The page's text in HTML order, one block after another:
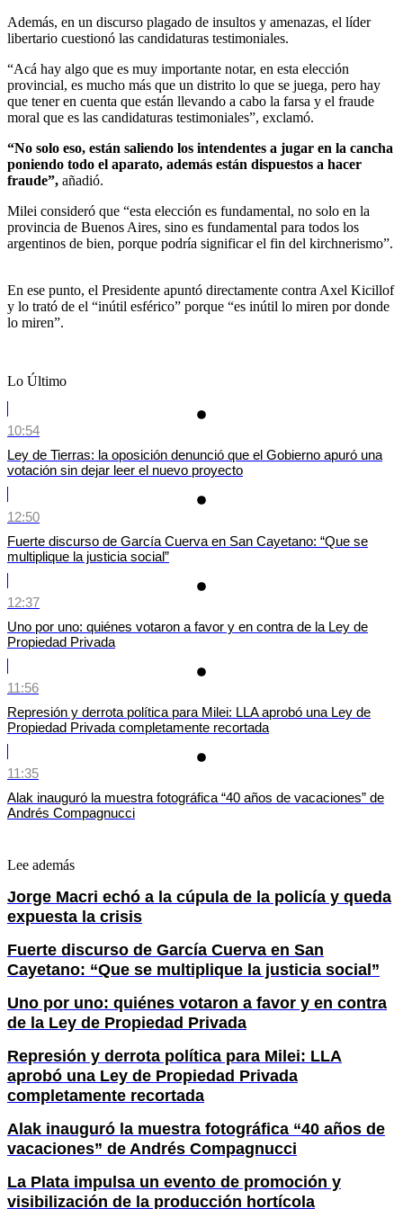
Además, en un discurso plagado de insultos y amenazas, el líder
libertario cuestionó las candidaturas testimoniales.
“Acá hay algo que es muy importante notar, en esta elección
provincial, es mucho más que un distrito lo que se juega, pero hay
que tener en cuenta que están llevando a cabo la farsa y el fraude
moral que es las candidaturas testimoniales”, exclamó.
“No solo eso, están saliendo los intendentes a jugar en la cancha
poniendo todo el aparato, además están dispuestos a hacer
fraude”, añadió.
Milei consideró que “esta elección es fundamental, no solo en la
provincia de Buenos Aires, sino es fundamental para todos los
argentinos de bien, porque podría significar el fin del kirchnerismo”.
En ese punto, el Presidente apuntó directamente contra Axel Kicillof
y lo trató de el “inútil esférico” porque “es inútil lo miren por donde
lo miren”.
Lo Último
10:54
Ley de Tierras: la oposición denunció que el Gobierno apuró una
votación sin dejar leer el nuevo proyecto
12:50
Fuerte discurso de García Cuerva en San Cayetano: “Que se
multiplique la justicia social”
12:37
Uno por uno: quiénes votaron a favor y en contra de la Ley de
Propiedad Privada
11:56
Represión y derrota política para Milei: LLA aprobó una Ley de
Propiedad Privada completamente recortada
11:35
Alak inauguró la muestra fotográfica “40 años de vacaciones” de
Andrés Compagnucci
Lee además
Jorge Macri echó a la cúpula de la policía y queda
expuesta la crisis
Fuerte discurso de García Cuerva en San
Cayetano: “Que se multiplique la justicia social”
Uno por uno: quiénes votaron a favor y en contra
de la Ley de Propiedad Privada
Represión y derrota política para Milei: LLA
aprobó una Ley de Propiedad Privada
completamente recortada
Alak inauguró la muestra fotográfica “40 años de
vacaciones” de Andrés Compagnucci
La Plata impulsa un evento de promoción y
visibilización de la producción hortícola